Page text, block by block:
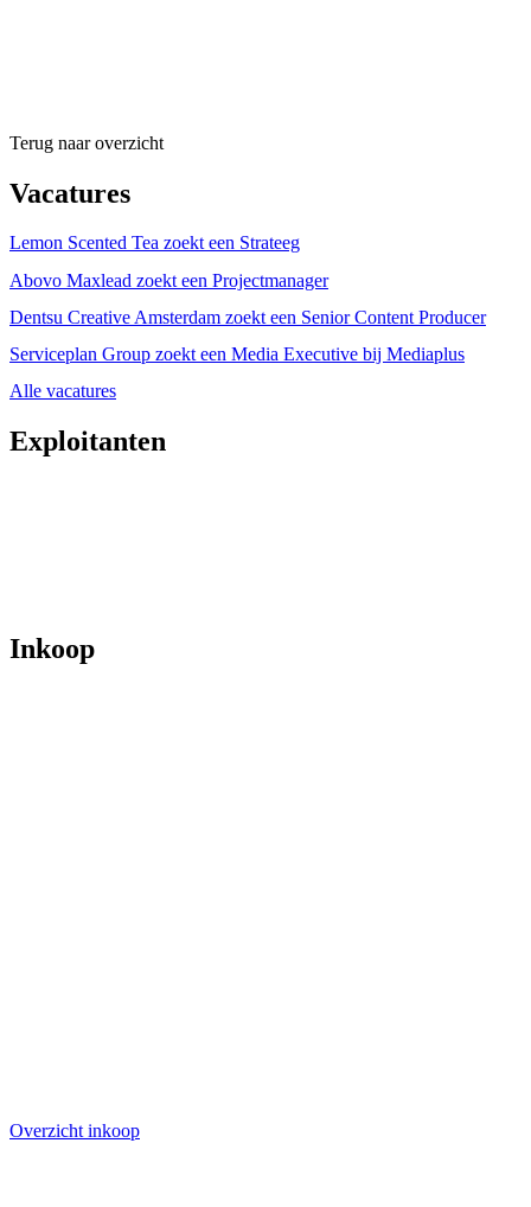
Terug naar overzicht
Vacatures
Lemon Scented Tea zoekt een Strateeg
Abovo Maxlead zoekt een Projectmanager
Dentsu Creative Amsterdam zoekt een Senior Content Producer
Serviceplan Group zoekt een Media Executive bij Mediaplus
Alle vacatures
Exploitanten
Inkoop
Overzicht inkoop